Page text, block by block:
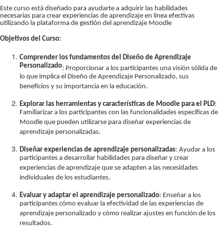
Este curso está diseñado para ayudarte a adquirir las habilidades
necesarias para crear experiencias de aprendizaje en línea efectivas
utilizando la plataforma de gestión del aprendizaje Moodle
Objetivos del Curso:
Comprender los fundamentos del Diseño de Aprendizaje
Personalizado: Proporcionar a los participantes una visión sólida de
lo que implica el Diseño de Aprendizaje Personalizado, sus
beneficios y su importancia en la educación.
Explorar las herramientas y características de Moodle para el PLD:
Familiarizar a los participantes con las funcionalidades específicas de
Moodle que pueden utilizarse para diseñar experiencias de
aprendizaje personalizadas.
Diseñar experiencias de aprendizaje personalizadas: Ayudar a los
participantes a desarrollar habilidades para diseñar y crear
experiencias de aprendizaje que se adapten a las necesidades
individuales de los estudiantes.
Evaluar y adaptar el aprendizaje personalizado: Enseñar a los
participantes cómo evaluar la efectividad de las experiencias de
aprendizaje personalizado y cómo realizar ajustes en función de los
resultados.